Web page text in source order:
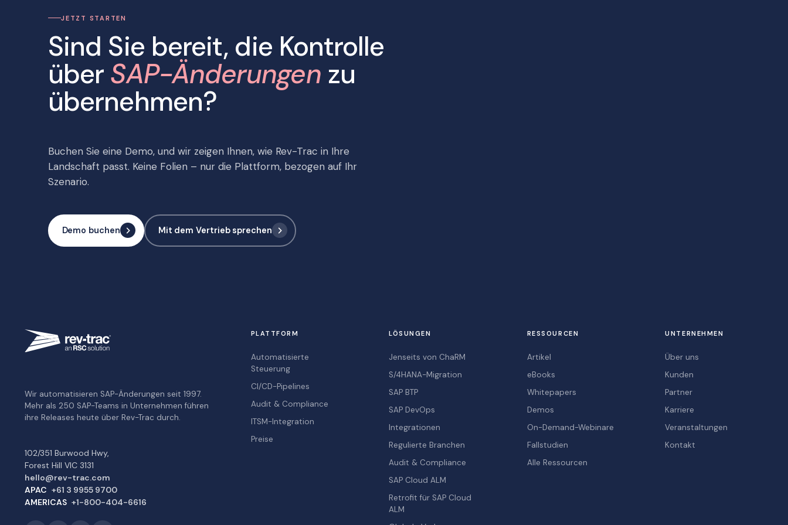
JETZT STARTEN
Sind Sie bereit, die Kontrolle
über SAP-Änderungen zu
übernehmen?
Buchen Sie eine Demo, und wir zeigen Ihnen, wie Rev-Trac in Ihre
Landschaft passt. Keine Folien – nur die Plattform, bezogen auf Ihr
Szenario.
Demo buchen Mit dem Vertrieb sprechen
Wir automatisieren SAP-Änderungen seit 1997.
Mehr als 250 SAP-Teams in Unternehmen führen
ihre Releases heute über Rev-Trac durch.
102/351 Burwood Hwy,
Forest Hill VIC 3131
hello@rev-trac.com
APAC +61 3 9955 9700
AMERICAS +1-800-404-6616
PLATTFORM
Automatisierte
Steuerung
CI/CD-Pipelines
Audit & Compliance
ITSM-Integration
Preise
LÖSUNGEN
Jenseits von ChaRM
S/4HANA-Migration
SAP BTP
SAP DevOps
Integrationen
Regulierte Branchen
Audit & Compliance
SAP Cloud ALM
Retrofit für SAP Cloud
ALM
RESSOURCEN
Artikel
eBooks
Whitepapers
Demos
On-Demand-Webinare
Fallstudien
Alle Ressourcen
UNTERNEHMEN
Über uns
Kunden
Partner
Karriere
Veranstaltungen
Kontakt